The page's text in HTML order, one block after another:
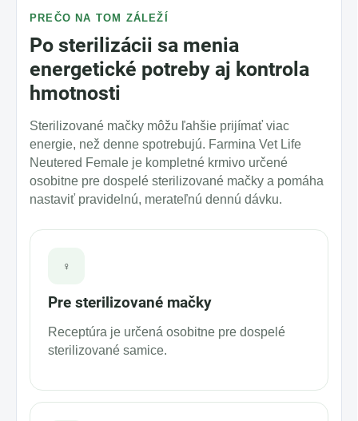
PREČO NA TOM ZÁLEŽÍ
Po sterilizácii sa menia
energetické potreby aj kontrola
hmotnosti
Sterilizované mačky môžu ľahšie prijímať viac
energie, než denne spotrebujú. Farmina Vet Life
Neutered Female je kompletné krmivo určené
osobitne pre dospelé sterilizované mačky a pomáha
nastaviť pravidelnú, merateľnú dennú dávku.
♀️
Pre sterilizované mačky
Receptúra je určená osobitne pre dospelé
sterilizované samice.